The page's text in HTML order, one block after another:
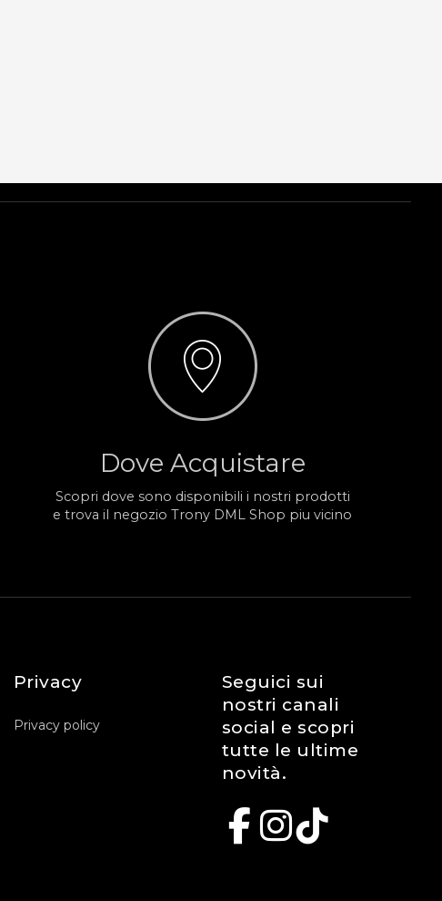
Dove Acquistare
Scopri dove sono disponibili i nostri prodotti
e trova il negozio Trony DML Shop piu vicino
Privacy
Privacy policy
Seguici sui
nostri canali
social e scopri
tutte le ultime
novità.